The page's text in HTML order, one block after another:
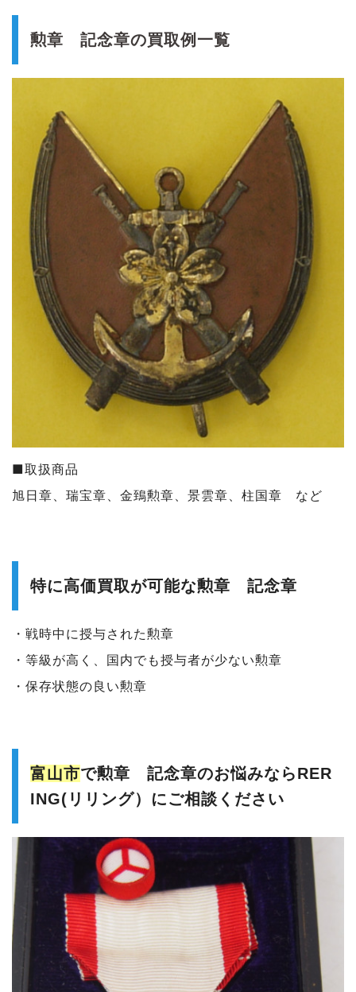
勲章 記念章の買取例一覧
■取扱商品
旭日章、 瑞宝章、 金鵄勲章、 景雲章、 柱国章 など
特に高価買取が可能な勲章 記念章
・戦時中に授与された勲章
・等級が高く、国内でも授与者が少ない勲章
・保存状態の良い勲章
富山市で勲章 記念章のお悩みならRER
ING(リリング）にご相談ください